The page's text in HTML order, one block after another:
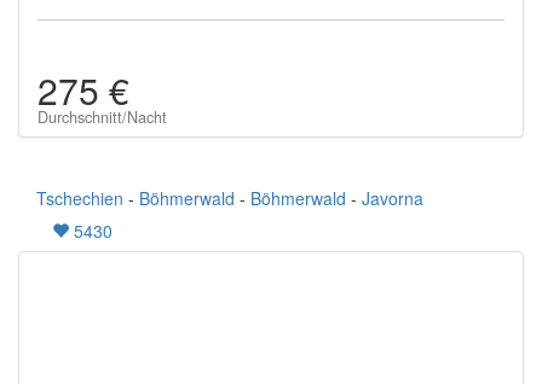
275 €
Durchschnitt/Nacht
Tschechien - Böhmerwald - Böhmerwald - Javorna
5430